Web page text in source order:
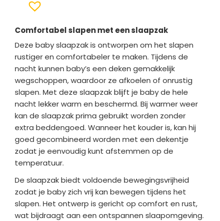
Comfortabel slapen met een slaapzak
Deze baby slaapzak is ontworpen om het slapen
rustiger en comfortabeler te maken. Tijdens de
nacht kunnen baby’s een deken gemakkelijk
wegschoppen, waardoor ze afkoelen of onrustig
slapen. Met deze slaapzak blijft je baby de hele
nacht lekker warm en beschermd. Bij warmer weer
kan de slaapzak prima gebruikt worden zonder
extra beddengoed. Wanneer het kouder is, kan hij
goed gecombineerd worden met een dekentje
zodat je eenvoudig kunt afstemmen op de
temperatuur.
De slaapzak biedt voldoende bewegingsvrijheid
zodat je baby zich vrij kan bewegen tijdens het
slapen. Het ontwerp is gericht op comfort en rust,
wat bijdraagt aan een ontspannen slaapomgeving.